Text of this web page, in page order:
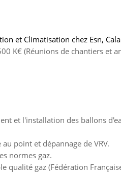
et Climatisation chez Esn,
K€ (Réunions de chantiers et
et l'installation des ballons
point et dépannage de VRV.
normes gaz.
qualité gaz (Fédération